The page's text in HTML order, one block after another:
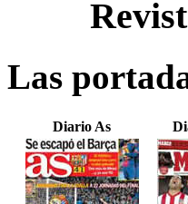
Las
Diario As